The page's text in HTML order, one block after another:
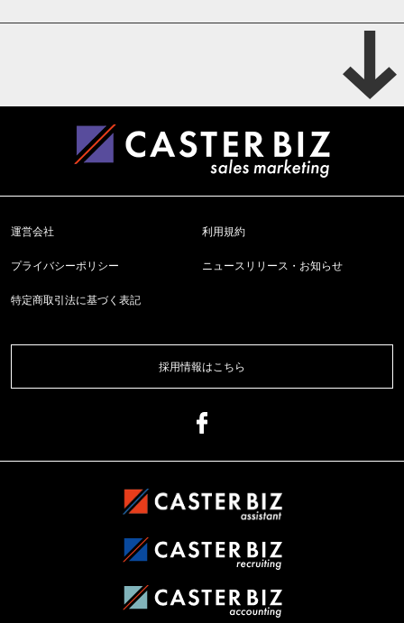
運営会社 利用規約
プライバシーポリシー ニュースリリース・お知らせ
特定商取引法に基づく表記
採用情報はこちら